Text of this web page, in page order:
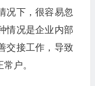
况下，很容易忽
情况是企业内部
交接工作，导致
户。